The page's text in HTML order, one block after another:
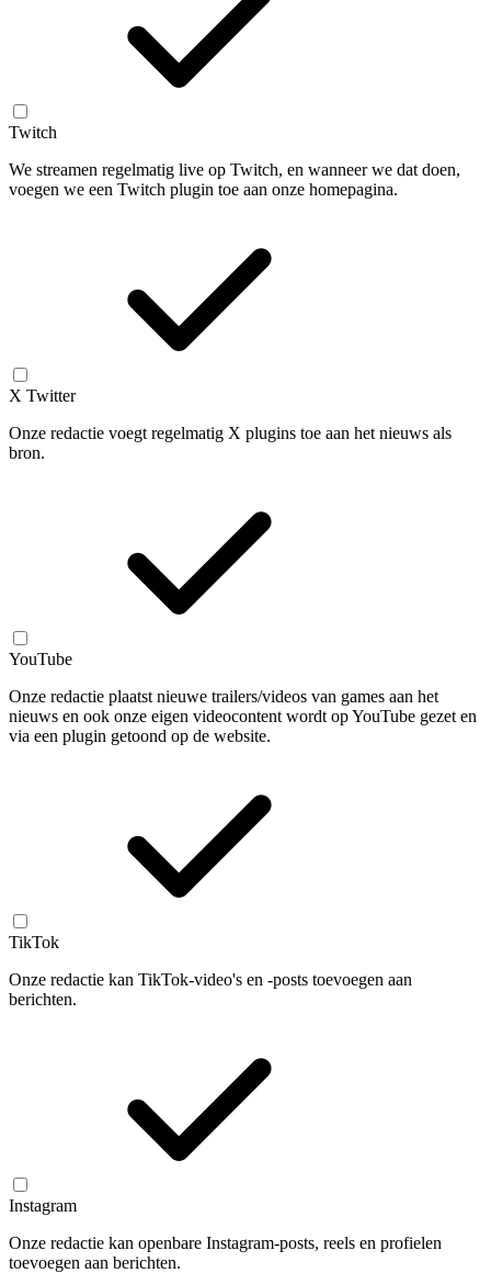
Twitch
We streamen regelmatig live op Twitch, en wanneer we dat doen,
voegen we een Twitch plugin toe aan onze homepagina.
X Twitter
Onze redactie voegt regelmatig X plugins toe aan het nieuws als
bron.
YouTube
Onze redactie plaatst nieuwe trailers/videos van games aan het
nieuws en ook onze eigen videocontent wordt op YouTube gezet en
via een plugin getoond op de website.
TikTok
Onze redactie kan TikTok-video's en -posts toevoegen aan
berichten.
Instagram
Onze redactie kan openbare Instagram-posts, reels en profielen
toevoegen aan berichten.